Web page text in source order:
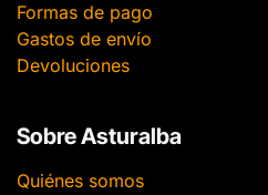
Formas de pago
Gastos de envío
Devoluciones
Sobre Asturalba
Quiénes somos